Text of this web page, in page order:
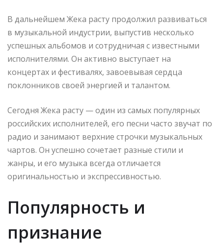
В дальнейшем Жека расту продолжил развиваться
в музыкальной индустрии, выпустив несколько
успешных альбомов и сотрудничая с известными
исполнителями. Он активно выступает на
концертах и фестивалях, завоевывая сердца
поклонников своей энергией и талантом.
Сегодня Жека расту — один из самых популярных
российских исполнителей, его песни часто звучат по
радио и занимают верхние строчки музыкальных
чартов. Он успешно сочетает разные стили и
жанры, и его музыка всегда отличается
оригинальностью и экспрессивностью.
Популярность и
признание